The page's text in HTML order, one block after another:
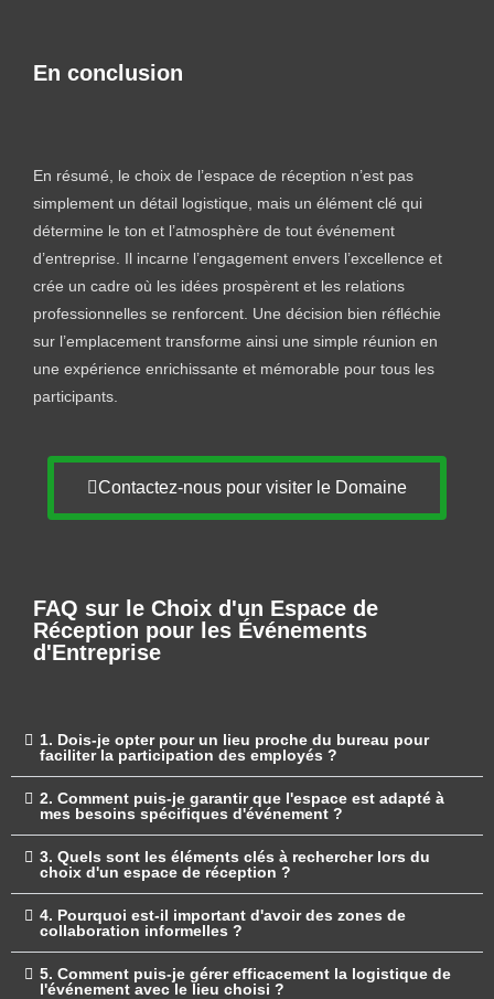
En conclusion
En résumé, le choix de l’espace de réception n’est pas
simplement un détail logistique, mais un élément clé qui
détermine le ton et l’atmosphère de tout événement
d’entreprise. Il incarne l’engagement envers l’excellence et
crée un cadre où les idées prospèrent et les relations
professionnelles se renforcent. Une décision bien réfléchie
sur l’emplacement transforme ainsi une simple réunion en
une expérience enrichissante et mémorable pour tous les
participants.
Contactez-nous pour visiter le Domaine
FAQ sur le Choix d'un Espace de
Réception pour les Événements
d'Entreprise
1. Dois-je opter pour un lieu proche du bureau pour
faciliter la participation des employés ?
2. Comment puis-je garantir que l'espace est adapté à
mes besoins spécifiques d'événement ?
3. Quels sont les éléments clés à rechercher lors du
choix d'un espace de réception ?
4. Pourquoi est-il important d'avoir des zones de
collaboration informelles ?
5. Comment puis-je gérer efficacement la logistique de
l'événement avec le lieu choisi ?